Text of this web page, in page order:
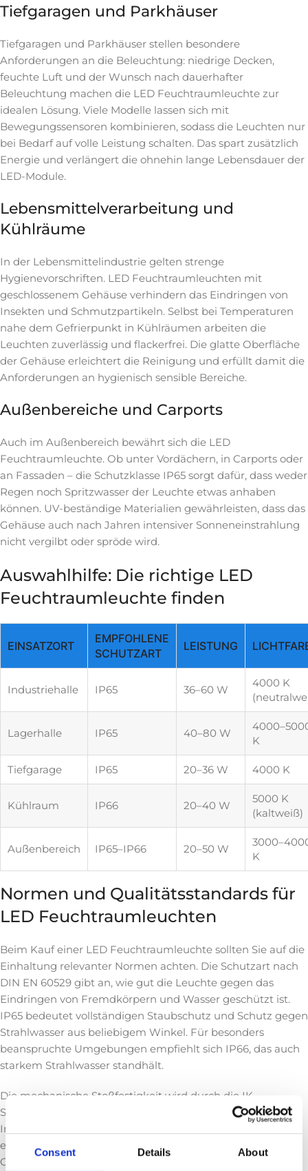
Consent Details About
Tiefgaragen und Parkhäuser
Tiefgaragen und Parkhäuser stellen besondere
Anforderungen an die Beleuchtung: niedrige Decken,
feuchte Luft und der Wunsch nach dauerhafter
Beleuchtung machen die LED Feuchtraumleuchte zur
idealen Lösung. Viele Modelle lassen sich mit
Bewegungssensoren kombinieren, sodass die Leuchten nur
bei Bedarf auf volle Leistung schalten. Das spart zusätzlich
Energie und verlängert die ohnehin lange Lebensdauer der
LED-Module.
Lebensmittelverarbeitung und
Kühlräume
In der Lebensmittelindustrie gelten strenge
Hygienevorschriften. LED Feuchtraumleuchten mit
geschlossenem Gehäuse verhindern das Eindringen von
Insekten und Schmutzpartikeln. Selbst bei Temperaturen
nahe dem Gefrierpunkt in Kühlräumen arbeiten die
Leuchten zuverlässig und flackerfrei. Die glatte Oberfläche
der Gehäuse erleichtert die Reinigung und erfüllt damit die
Anforderungen an hygienisch sensible Bereiche.
Außenbereiche und Carports
Auch im Außenbereich bewährt sich die LED
Feuchtraumleuchte. Ob unter Vordächern, in Carports oder
an Fassaden – die Schutzklasse IP65 sorgt dafür, dass weder
Regen noch Spritzwasser der Leuchte etwas anhaben
können. UV-beständige Materialien gewährleisten, dass das
Gehäuse auch nach Jahren intensiver Sonneneinstrahlung
nicht vergilbt oder spröde wird.
Auswahlhilfe: Die richtige LED
Feuchtraumleuchte finden
EINSATZORT
EMPFOHLENE
SCHUTZART
LEISTUNG
Industriehalle IP65 36–60 W
4000 K
Lagerhalle IP65 40–80 W
K
Tiefgarage IP65 20–36 W 4000 K
Kühlraum IP66 20–40 W
5000 K
(kaltweiß)
Außenbereich IP65–IP66 20–50 W
K
Normen und Qualitätsstandards für
LED Feuchtraumleuchten
Beim Kauf einer LED Feuchtraumleuchte sollten Sie auf die
Einhaltung relevanter Normen achten. Die Schutzart nach
DIN EN 60529 gibt an, wie gut die Leuchte gegen das
Eindringen von Fremdkörpern und Wasser geschützt ist.
IP65 bedeutet vollständigen Staubschutz und Schutz gegen
Strahlwasser aus beliebigem Winkel. Für besonders
beanspruchte Umgebungen empfiehlt sich IP66, das auch
starkem Strahlwasser standhält.
Die mechanische Stoßfestigkeit wird durch die IK-
Schutzklasse nach EN 62262 definiert. In
Industrieumgebungen ist mindestens IK08
empfehlenswert. Darüber hinaus sollten die Leuchten die
CE-Kennzeichnung tragen und idealerweise nach ENEC